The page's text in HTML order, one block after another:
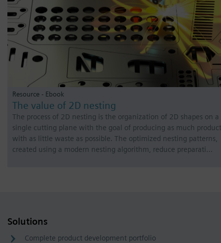
Resource - Ebook
The value of 2D nesting
The process of 2D nesting is the organization of 2D shapes on a
single cutting plane with the goal of producing as much product
with as little waste as possible. The optimized nesting patterns,
created using a modern nesting algorithm, reduce preparati…
Solutions
Complete product development portfolio